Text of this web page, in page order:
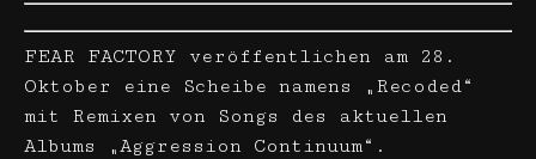
FEAR FACTORY veröffentlichen am 28.
Oktober eine Scheibe namens „Recoded“
mit Remixen von Songs des aktuellen
Albums „Aggression Continuum“.